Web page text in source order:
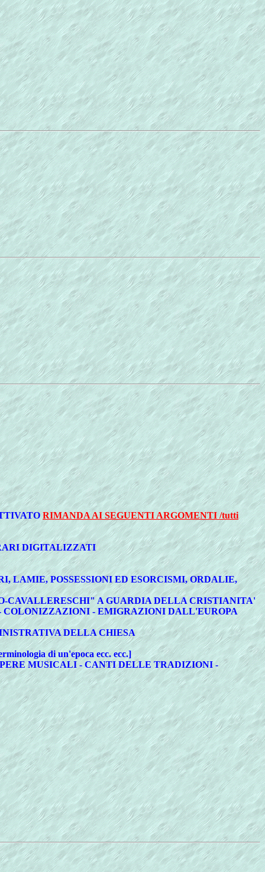
RIMANDA AI SEGUENTI ARGOMENTI /tutti
DIGITALIZZATI
LAMIE, POSSESSIONI ED ESORCISMI, ORDALIE,
CAVALLERESCHI" A GUARDIA DELLA CRISTIANITA'
COLONIZZAZIONI - EMIGRAZIONI DALL'EUROPA
DELLA CHIESA
di un'epoca ecc. ecc.]
MUSICALI - CANTI DELLE TRADIZIONI -